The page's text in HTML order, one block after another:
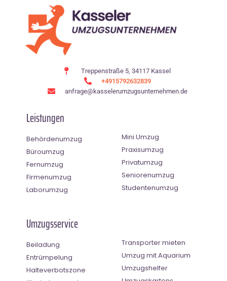
Treppenstraße 5, 34117 Kassel
+4915792632839
anfrage@kasselerumzugsunternehmen.de
Leistungen
Behördenumzug
Büroumzug
Fernumzug
Firmenumzug
Laborumzug
Mini Umzug
Praxisumzug
Privatumzug
Seniorenumzug
Studentenumzug
Umzugsservice
Beiladung
Entrümpelung
Halteverbotszone
Transporter mieten
Umzug mit Aquarium
Umzugshelfer